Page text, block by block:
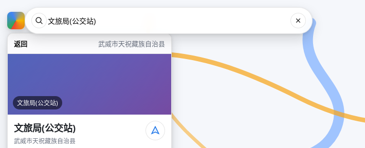
返回 武威市天祝藏族自治县
文旅局(公交站)
文旅局(公交站)
武威市天祝藏族自治县